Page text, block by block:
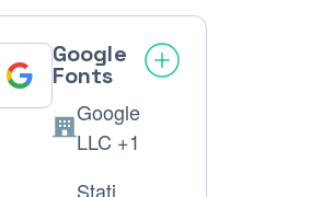
Google
Fonts
Azienda:
Google
LLC +1
Stati